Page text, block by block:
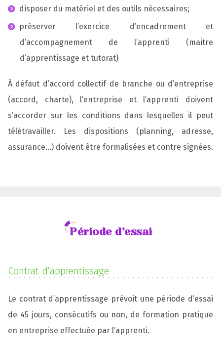
disposer du matériel et des outils nécessaires;
préserver l’exercice d’encadrement et
d’accompagnement de l’apprenti (maitre
d’apprentissage et tutorat)
À défaut d’accord collectif de branche ou d’entreprise
(accord, charte), l’entreprise et l’apprenti doivent
s’accorder sur les conditions dans lesquelles il peut
télétravailler. Les dispositions (planning, adresse,
assurance…) doivent être formalisées et contre signées.
Période d’essai
Contrat d’apprentissage
Le contrat d’apprentissage prévoit une période d’essai
de 45 jours, consécutifs ou non, de formation pratique
en entreprise effectuée par l’apprenti.